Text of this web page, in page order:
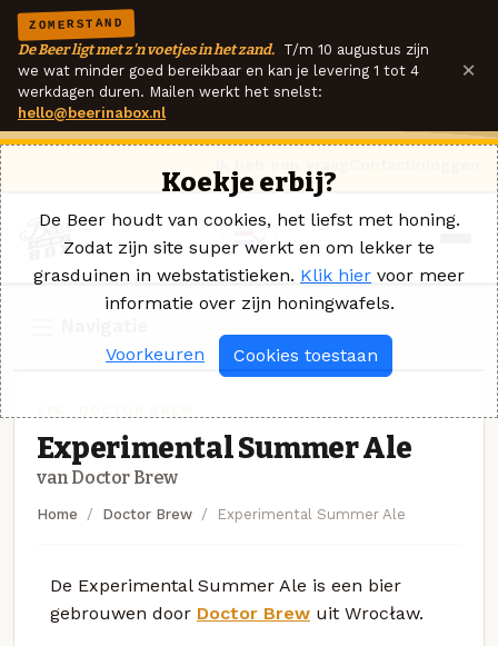
ZOMERSTAND
De Beer ligt met z'n voetjes in het zand. T/m 10 augustus zijn
we wat minder goed bereikbaar en kan je levering 1 tot 4
werkdagen duren. Mailen werkt het snelst:
hello@beerinabox.nl
×
Experimental Summer Ale
van Doctor Brew
Home Doctor Brew Experimental Summer Ale
De Experimental Summer Ale is een bier
gebrouwen door Doctor Brew uit Wrocław.
Koekje erbij?
De Beer houdt van cookies, het liefst met honing.
Zodat zijn site super werkt en om lekker te
grasduinen in webstatistieken. Klik hier voor meer
informatie over zijn honingwafels.
Voorkeuren Cookies toestaan